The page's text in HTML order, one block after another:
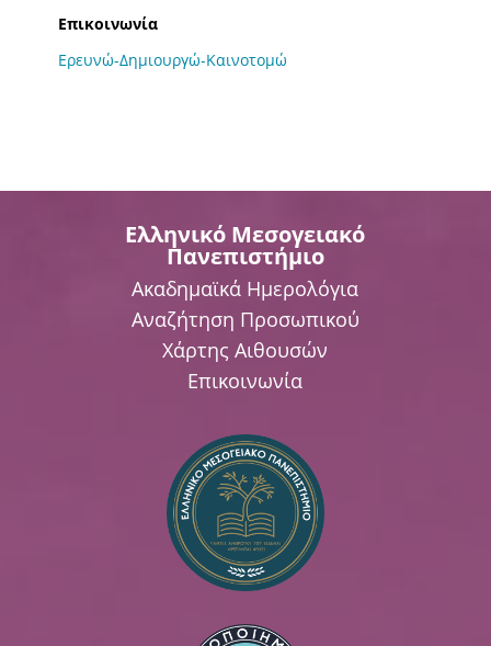
Επικοινωνία
Ερευνώ-Δημιουργώ-Καινοτομώ
Ελληνικό Μεσογειακό
Πανεπιστήμιο
Ακαδημαϊκά Ημερολόγια
Αναζήτηση Προσωπικού
Χάρτης Αιθουσών
Επικοινωνία